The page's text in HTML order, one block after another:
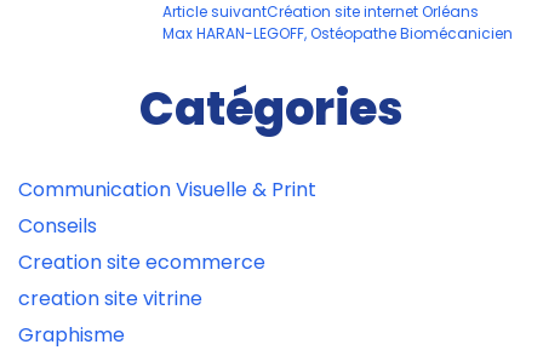
Article suivantCréation site internet Orléans
Max HARAN-LEGOFF, Ostéopathe Biomécanicien
Catégories
Communication Visuelle & Print
Conseils
Creation site ecommerce
creation site vitrine
Graphisme